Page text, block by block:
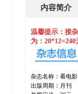
内容简介
温馨提示：接
为：20*12=240
杂志名称：看电影
出版周期：月刊